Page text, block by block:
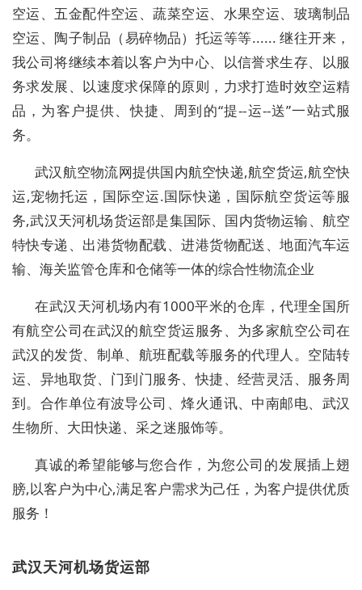
空运、五金配件空运、蔬菜空运、水果空运、玻璃制品
空运、陶子制品（易碎物品）托运等等...... 继往开来，
我公司将继续本着以客户为中心、以信誉求生存、以服
务求发展、以速度求保障的原则，力求打造时效空运精
品，为客户提供、快捷、周到的“提--运--送”一站式服
务。
武汉航空物流网提供国内航空快递,航空货运,航空快
运,宠物托运，国际空运.国际快递，国际航空货运等服
务,武汉天河机场货运部是集国际、国内货物运输、航空
特快专递、出港货物配载、进港货物配送、地面汽车运
输、海关监管仓库和仓储等一体的综合性物流企业
在武汉天河机场内有1000平米的仓库，代理全国所
有航空公司在武汉的航空货运服务、为多家航空公司在
武汉的发货、制单、航班配载等服务的代理人。空陆转
运、异地取货、门到门服务、快捷、经营灵活、服务周
到。合作单位有波导公司、烽火通讯、中南邮电、武汉
生物所、大田快递、采之迷服饰等。
真诚的希望能够与您合作，为您公司的发展插上翅
膀,以客户为中心,满足客户需求为己任，为客户提供优质
服务！
武汉天河机场货运部